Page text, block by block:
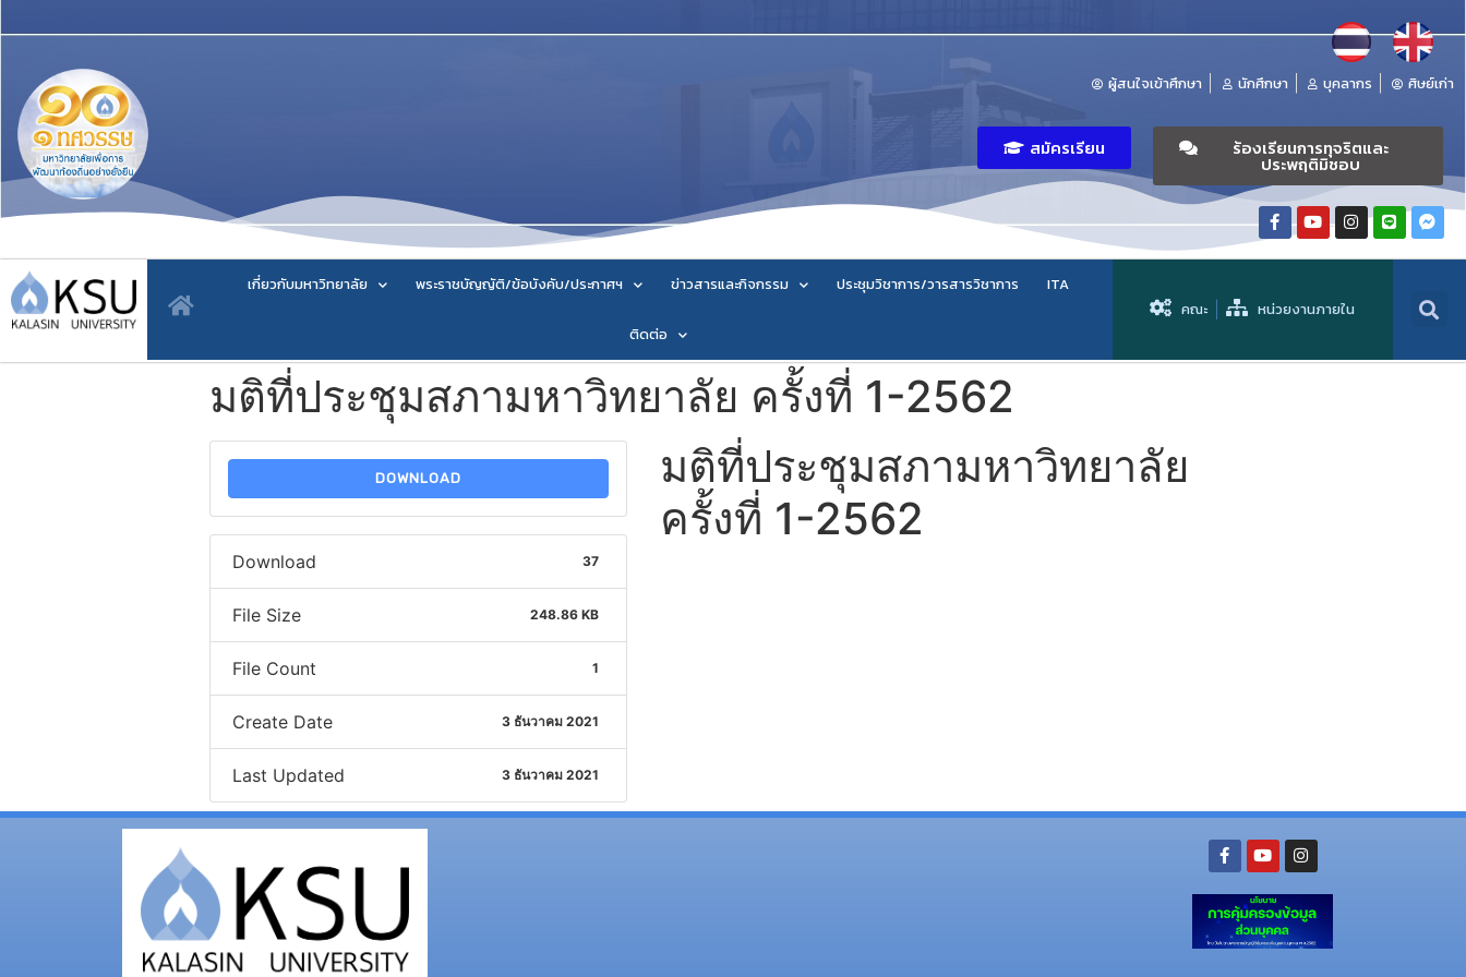
ผู้สนใจเข้าศึกษา นักศึกษา บุคลากร ศิษย์เก่า
สมัครเรียน ร้องเรียนการทุจริตและ
ประพฤติมิชอบ
เกี่ยวกับมหาวิทยาลัย พระราชบัญญัติ/ข้อบังคับ/ประกาศฯ ข่าวสารและกิจกรรม ประชุมวิชาการ/วารสารวิชาการ ITA
ติดต่อ
คณะ หน่วยงานภายใน
มติที่ประชุมสภามหาวิทยาลัย ครั้งที่ 1-2562
DOWNLOAD
Download 37
File Size 248.86 KB
File Count 1
Create Date 3 ธันวาคม 2021
Last Updated 3 ธันวาคม 2021
มติที่ประชุมสภามหาวิทยาลัย
ครั้งที่ 1-2562